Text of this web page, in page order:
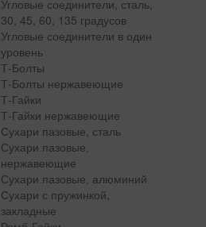
Угловые соединители, сталь,
30, 45, 60, 135 градусов
Угловые соединители в один
уровень
Т-Болты
Т-Болты нержавеющие
Т-Гайки
Т-Гайки нержавеющие
Сухари пазовые, сталь
Сухари пазовые,
нержавеющие
Сухари пазовые, алюминий
Сухари с пружинкой,
закладные